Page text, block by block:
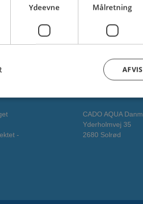
-
CADO AQUA
Yderholmvej 35
2680 Solrød
Ydeevne Målretning